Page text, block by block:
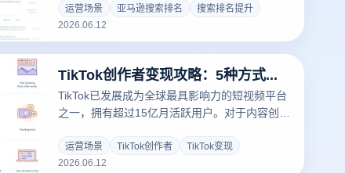
营必须精通的核心技能。
运营场景 亚马逊搜索排名
搜索排名提升
2026.06.12
TikTok创作者变现攻略：5种方式让你月入过万
TikTok已发展成为全球最具影响力的短视频平台
之一，拥有超过15亿月活跃用户。对于内容创作
题。无论是直播带货、广告分成还是品牌合作，
变现路径的选择和运营策略的制定都至关重要。
运营场景 TikTok创作者
TikTok变现
2026.06.12